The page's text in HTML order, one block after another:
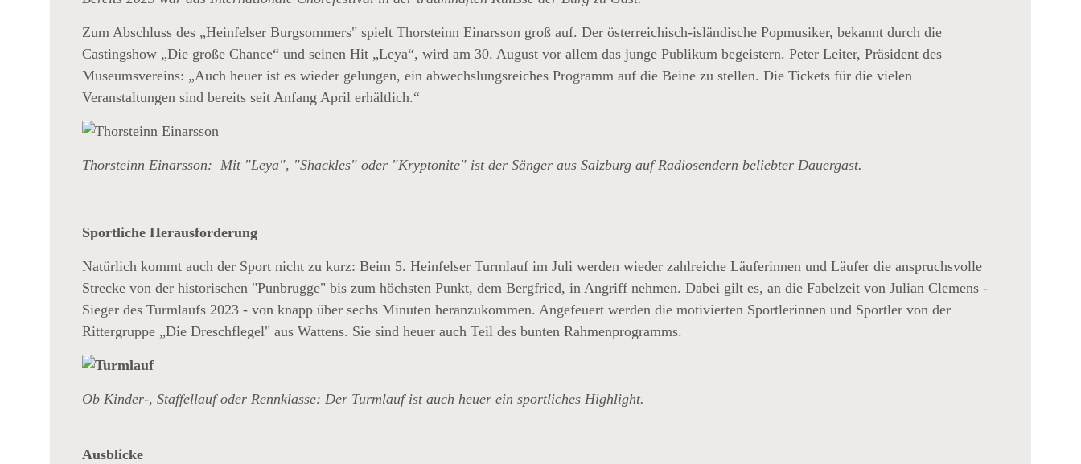
Zum Abschluss des „Heinfelser Burgsommers" spielt Thorsteinn Einarsson groß auf. Der österreichisch-isländische Popmusiker, bekannt durch die
Castingshow „Die große Chance“ und seinen Hit „Leya“, wird am 30. August vor allem das junge Publikum begeistern. Peter Leiter, Präsident des
Museumsvereins: „Auch heuer ist es wieder gelungen, ein abwechslungsreiches Programm auf die Beine zu stellen. Die Tickets für die vielen
Veranstaltungen sind bereits seit Anfang April erhältlich.“
Thorsteinn Einarsson: Mit "Leya", "Shackles" oder "Kryptonite" ist der Sänger aus Salzburg auf Radiosendern beliebter Dauergast.
Sportliche Herausforderung
Natürlich kommt auch der Sport nicht zu kurz: Beim 5. Heinfelser Turmlauf im Juli werden wieder zahlreiche Läuferinnen und Läufer die anspruchsvolle
Strecke von der historischen "Punbrugge" bis zum höchsten Punkt, dem Bergfried, in Angriff nehmen. Dabei gilt es, an die Fabelzeit von Julian Clemens -
Sieger des Turmlaufs 2023 - von knapp über sechs Minuten heranzukommen. Angefeuert werden die motivierten Sportlerinnen und Sportler von der
Rittergruppe „Die Dreschflegel" aus Wattens. Sie sind heuer auch Teil des bunten Rahmenprogramms.
Ob Kinder-, Staffellauf oder Rennklasse: Der Turmlauf ist auch heuer ein sportliches Highlight.
Ausblicke